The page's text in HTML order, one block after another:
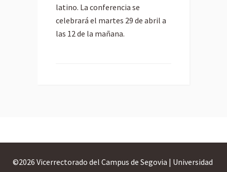
latino. La conferencia se
celebrará el martes 29 de abril a
las 12 de la mañana.
©2026 Vicerrectorado del Campus de Segovia | Universidad